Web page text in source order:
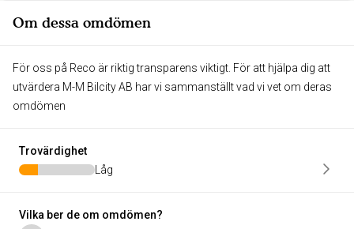
Om dessa omdömen
För oss på Reco är riktig transparens viktigt. För att hjälpa dig att
utvärdera M-M Bilcity AB har vi sammanställt vad vi vet om deras
omdömen
Trovärdighet
Låg
Vilka ber de om omdömen?